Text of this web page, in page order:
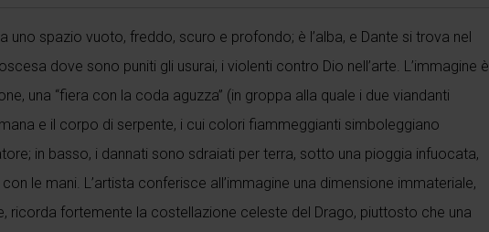
uno spazio vuoto, freddo, scuro e profondo; è l’alba, e Dante si trova nel
dove sono puniti gli usurai, i violenti contro Dio nell’arte. L’immagine è
una “fiera con la coda aguzza” (in groppa alla quale i due viandanti
e il corpo di serpente, i cui colori fiammeggianti simboleggiano
in basso, i dannati sono sdraiati per terra, sotto una pioggia infuocata,
le mani. L’artista conferisce all’immagine una dimensione immateriale,
ricorda fortemente la costellazione celeste del Drago, piuttosto che una